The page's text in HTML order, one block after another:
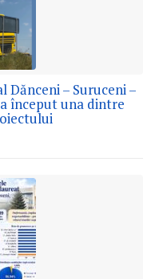
– Suruceni –
început una dintre